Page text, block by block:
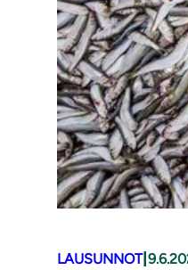
LAUSUNNOT|